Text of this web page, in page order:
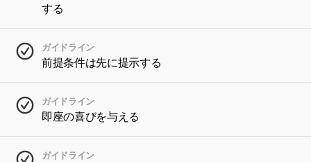
する
ガイドライン
前提条件は先に提示する
ガイドライン
即座の喜びを与える
ガイドライン